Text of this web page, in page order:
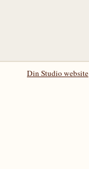
Din Studio website